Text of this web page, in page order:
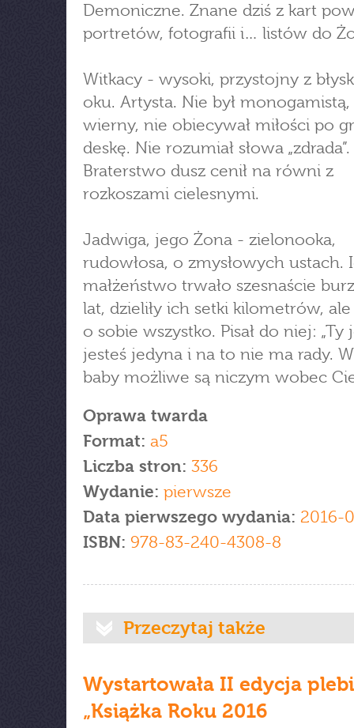
Demoniczne. Znane dziś z kart
portretów, fotografii i… listów do
Witkacy - wysoki, przystojny z
oku. Artysta. Nie był monogamistą,
wierny, nie obiecywał miłości po
deskę. Nie rozumiał słowa „zdrada”.
Braterstwo dusz cenił na równi z
rozkoszami cielesnymi.
Jadwiga, jego Żona - zielonooka,
rudowłosa, o zmysłowych ustach.
małżeństwo trwało szesnaście
lat, dzieliły ich setki kilometrów,
o sobie wszystko. Pisał do niej: „Ty
jesteś jedyna i na to nie ma rady.
baby możliwe są niczym wobec
Oprawa twarda
Format: a5
Liczba stron: 336
Wydanie: pierwsze
Data pierwszego wydania: 2016-
ISBN: 978-83-240-4308-8
Przeczytaj także
Wystartowała II edycja
„Książka Roku 2016